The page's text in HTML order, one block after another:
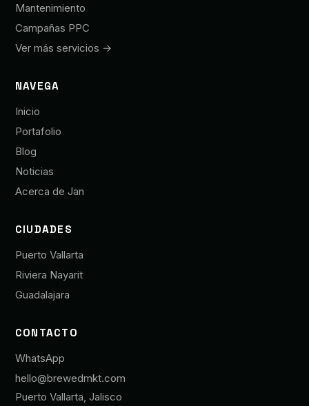
Mantenimiento
Campañas PPC
Ver más servicios →
NAVEGA
Inicio
Portafolio
Blog
Noticias
Acerca de Jan
CIUDADES
Puerto Vallarta
Riviera Nayarit
Guadalajara
CONTACTO
WhatsApp
hello@brewedmkt.com
Puerto Vallarta, Jalisco